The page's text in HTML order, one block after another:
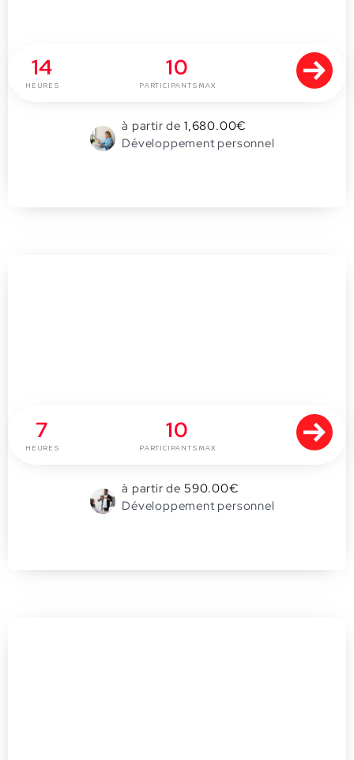
14
HEURES
10
PARTICIPANTS MAX
à partir de 1,680.00€
Développement personnel
7
HEURES
10
PARTICIPANTS MAX
à partir de 590.00€
Développement personnel